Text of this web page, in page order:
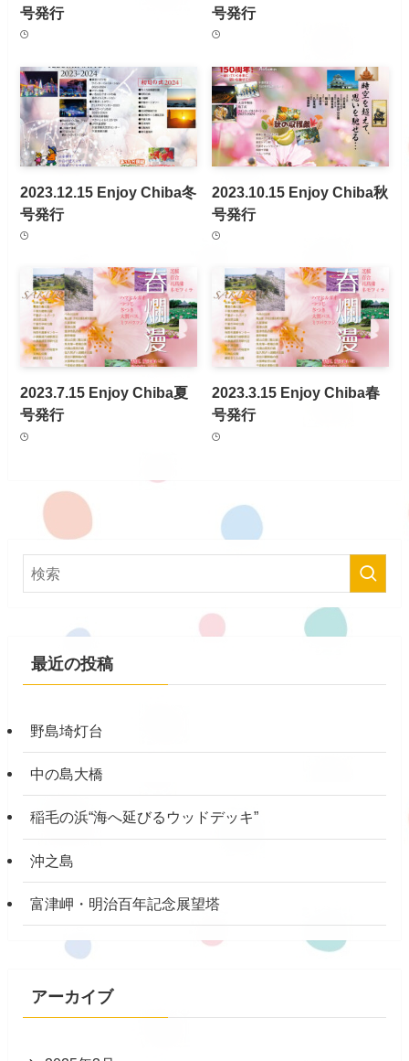
号発行
号発行
2023.12.15 Enjoy Chiba冬
号発行
2023.10.15 Enjoy Chiba秋
号発行
2023.7.15 Enjoy Chiba夏
号発行
2023.3.15 Enjoy Chiba春
号発行
最近の投稿
野島埼灯台
中の島大橋
稲毛の浜“海へ延びるウッドデッキ”
沖之島
富津岬・明治百年記念展望塔
アーカイブ